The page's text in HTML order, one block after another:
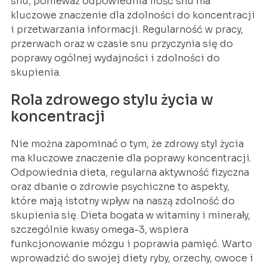
kluczowe znaczenie dla zdolności do koncentracji
i przetwarzania informacji. Regularność w pracy,
przerwach oraz w czasie snu przyczynia się do
poprawy ogólnej wydajności i zdolności do
skupienia.
Rola zdrowego stylu życia w
koncentracji
Nie można zapominać o tym, że zdrowy styl życia
ma kluczowe znaczenie dla poprawy koncentracji.
Odpowiednia dieta, regularna aktywność fizyczna
oraz dbanie o zdrowie psychiczne to aspekty,
które mają istotny wpływ na naszą zdolność do
skupienia się. Dieta bogata w witaminy i minerały,
szczególnie kwasy omega-3, wspiera
funkcjonowanie mózgu i poprawia pamięć. Warto
wprowadzić do swojej diety ryby, orzechy, owoce i